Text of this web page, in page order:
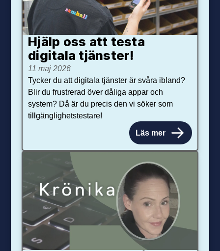
Hjälp oss att testa
digitala tjänster!
11 maj 2026
Tycker du att digitala tjänster är svåra ibland?
Blir du frustrerad över dåliga appar och
system? Då är du precis den vi söker som
tillgänglighetstestare!
Läs mer